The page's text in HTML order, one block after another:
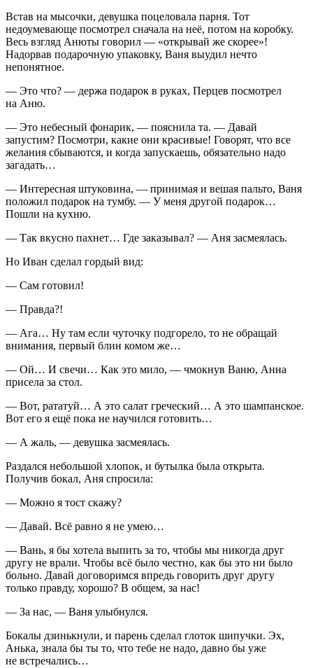
Встав на мысочки, девушка поцеловала парня. Тот
недоумевающе посмотрел сначала на неё, потом на коробку.
Весь взгляд Анюты говорил — «открывай же скорее»!
Надорвав подарочную упаковку, Ваня выудил нечто
непонятное.
— Это что? — держа подарок в руках, Перцев посмотрел
на Аню.
— Это небесный фонарик, — пояснила та. — Давай
запустим? Посмотри, какие они красивые! Говорят, что все
желания сбываются, и когда запускаешь, обязательно надо
загадать…
— Интересная штуковина, — принимая и вешая пальто, Ваня
положил подарок на тумбу. — У меня другой подарок…
Пошли на кухню.
— Так вкусно пахнет… Где заказывал? — Аня засмеялась.
Но Иван сделал гордый вид:
— Сам готовил!
— Правда?!
— Ага… Ну там если чуточку подгорело, то не обращай
внимания, первый блин комом же…
— Ой… И свечи… Как это мило, — чмокнув Ваню, Анна
присела за стол.
— Вот, рататуй… А это салат греческий… А это шампанское.
Вот его я ещё пока не научился готовить…
— А жаль, — девушка засмеялась.
Раздался небольшой хлопок, и бутылка была открыта.
Получив бокал, Аня спросила:
— Можно я тост скажу?
— Давай. Всё равно я не умею…
— Вань, я бы хотела выпить за то, чтобы мы никогда друг
другу не врали. Чтобы всё было честно, как бы это ни было
больно. Давай договоримся впредь говорить друг другу
только правду, хорошо? В общем, за нас!
— За нас, — Ваня улыбнулся.
Бокалы дзинькнули, и парень сделал глоток шипучки. Эх,
Анька, знала бы ты то, что тебе не надо, давно бы уже
не встречались…